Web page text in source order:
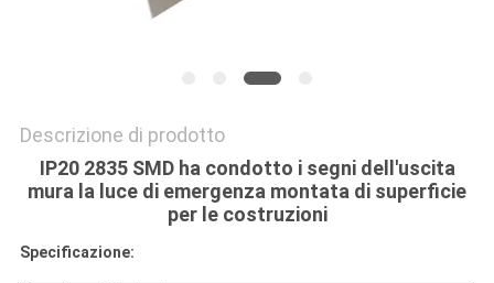
Descrizione di prodotto
IP20 2835 SMD ha condotto i segni dell'uscita
mura la luce di emergenza montata di superficie
per le costruzioni
Specificazione: